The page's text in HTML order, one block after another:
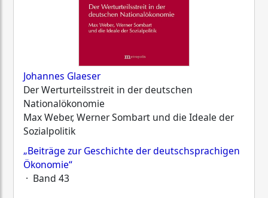
Johannes Glaeser
Der Werturteilsstreit in der deutschen
Nationalökonomie
Max Weber, Werner Sombart und die Ideale der
Sozialpolitik
„Beiträge zur Geschichte der deutschsprachigen
Ökonomie“
· Band 43